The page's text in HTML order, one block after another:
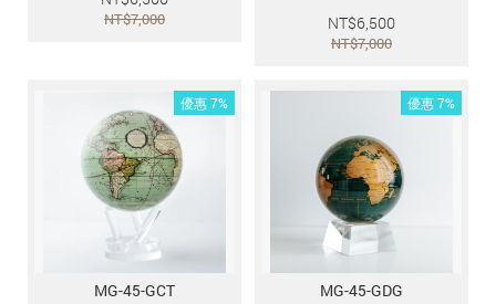
NT$7,000 NT$6,500
NT$7,000
優惠 7%
MG-45-GCT
優惠 7%
MG-45-GDG